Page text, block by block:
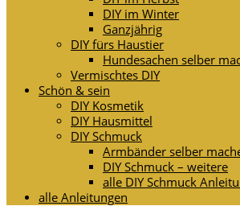
DIY im Winter
Ganzjährig
DIY fürs Haustier
Hundesachen selber
Vermischtes DIY
Schön & sein
DIY Kosmetik
DIY Hausmittel
DIY Schmuck
Armbänder selber
DIY Schmuck – weitere
alle DIY Schmuck
alle Anleitungen